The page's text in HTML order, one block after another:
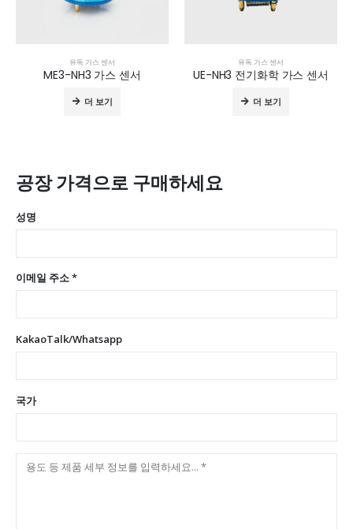
유독 가스 센서
ME3-NH3 가스 센서
더 보기
유독 가스 센서
UE-NH3 전기화학 가스 센서
더 보기
공장 가격으로 구매하세요
성명
이메일 주소 *
KakaoTalk/Whatsapp
국가